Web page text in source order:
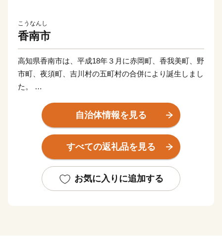
こうなんし
香南市
高知県香南市は、平成18年３月に赤岡町、香我美町、野
市町、夜須町、吉川村の五町村の合併により誕生しまし
た。
山地部からなり、市内を物部川、香宗川などが流れ、美
しい水と緑に包まれた元気で豊かなまちです。
香南市へのご寄附、誠にありがとうございます！
いたします♪
自治体情報を見る
すべての返礼品を見る
お気に入りに追加する